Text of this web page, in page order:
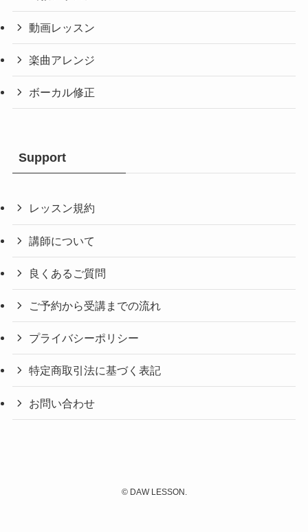
動画レッスン
楽曲アレンジ
ボーカル修正
Support
レッスン規約
講師について
良くあるご質問
ご予約から受講までの流れ
プライバシーポリシー
特定商取引法に基づく表記
お問い合わせ
©DAW LESSON.